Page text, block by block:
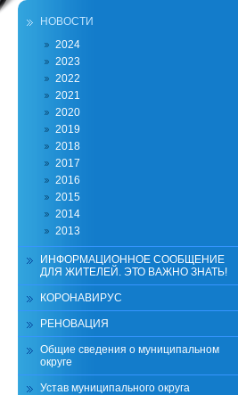
НОВОСТИ
2024
2023
2022
2021
2020
2019
2018
2017
2016
2015
2014
2013
ИНФОРМАЦИОННОЕ СООБЩЕНИЕ
ДЛЯ ЖИТЕЛЕЙ. ЭТО ВАЖНО ЗНАТЬ!
КОРОНАВИРУС
РЕНОВАЦИЯ
Общие сведения о муниципальном
округе
Устав муниципального округа